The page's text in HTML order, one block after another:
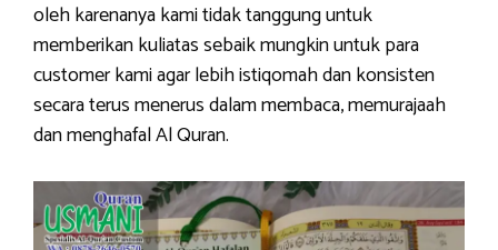
oleh karenanya kami tidak tanggung untuk
memberikan kuliatas sebaik mungkin untuk para
customer kami agar lebih istiqomah dan konsisten
secara terus menerus dalam membaca, memurajaah
dan menghafal Al Quran.